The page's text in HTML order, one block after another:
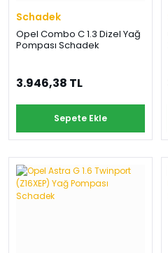
Schadek
Opel Combo C 1.3 Dizel Yağ
Pompası Schadek
3.946,38 TL
Sepete Ekle